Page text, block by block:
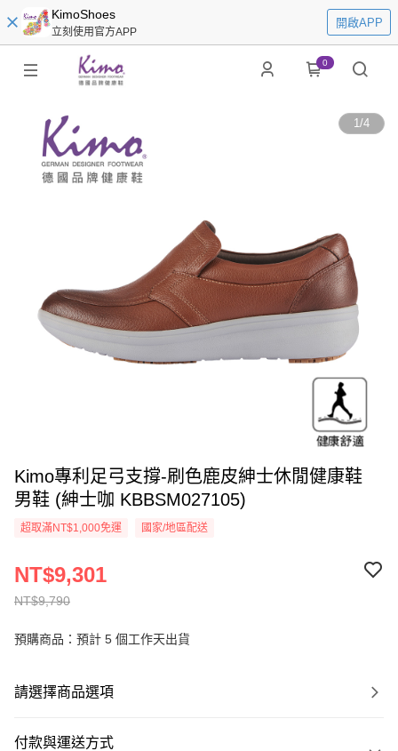
KimoShoes
立刻使用官方APP
開啟APP
0
1/4
Kimo專利足弓支撐-刷色鹿皮紳士休閒健康鞋
男鞋 (紳士咖 KBBSM027105)
超取滿NT$1,000免運 國家/地區配送
NT$9,790
NT$9,301
預購商品：預計 5 個工作天出貨
請選擇商品選項
付款與運送方式